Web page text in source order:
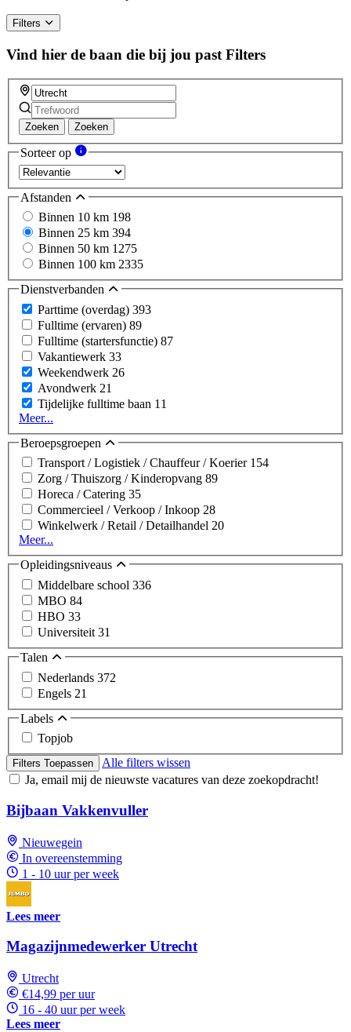
Filters
Vind hier de baan die bij jou past Filters
Zoeken Zoeken
Sorteer op
Afstanden
Binnen 10 km 198
Binnen 25 km 394
Binnen 50 km 1275
Binnen 100 km 2335
Dienstverbanden
Parttime (overdag) 393
Fulltime (ervaren) 89
Fulltime (startersfunctie) 87
Vakantiewerk 33
Weekendwerk 26
Avondwerk 21
Tijdelijke fulltime baan 11
Meer...
Beroepsgroepen
Transport / Logistiek / Chauffeur / Koerier 154
Zorg / Thuiszorg / Kinderopvang 89
Horeca / Catering 35
Commercieel / Verkoop / Inkoop 28
Winkelwerk / Retail / Detailhandel 20
Meer...
Opleidingsniveaus
Middelbare school 336
MBO 84
HBO 33
Universiteit 31
Talen
Nederlands 372
Engels 21
Labels
Topjob
Filters Toepassen
Alle filters wissen
Ja, email mij de nieuwste vacatures van deze zoekopdracht!
Bijbaan Vakkenvuller
Nieuwegein
In overeenstemming
1 - 10 uur per week
Lees meer
Magazijnmedewerker Utrecht
Utrecht
€14,99 per uur
16 - 40 uur per week
Lees meer